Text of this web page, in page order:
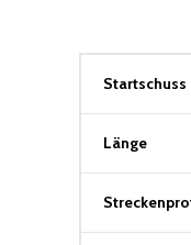
Startschuss
Länge